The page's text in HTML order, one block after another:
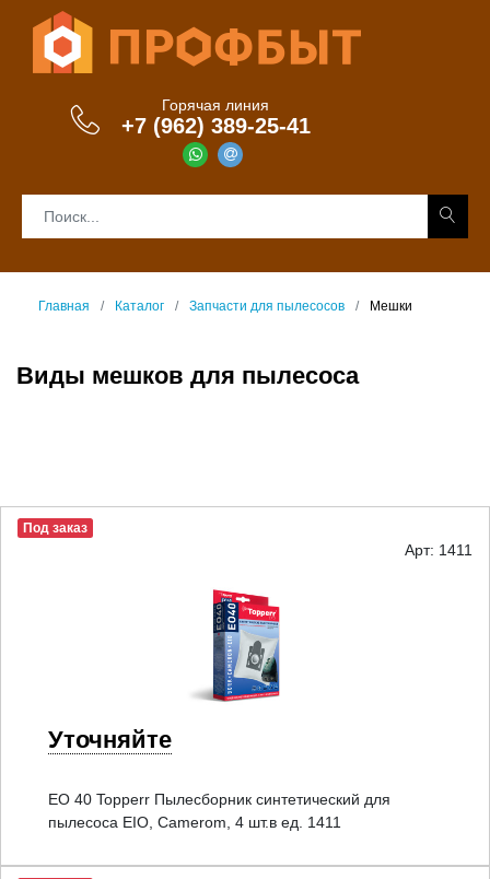
Горячая линия
+7 (962) 389-25-41
Главная Каталог Запчасти для пылесосов Мешки
Виды мешков для пылесоса
Под заказ
Арт: 1411
Уточняйте
EO 40 Topperr Пылесборник синтетический для
пылесоса EIO, Camerom, 4 шт.в ед. 1411